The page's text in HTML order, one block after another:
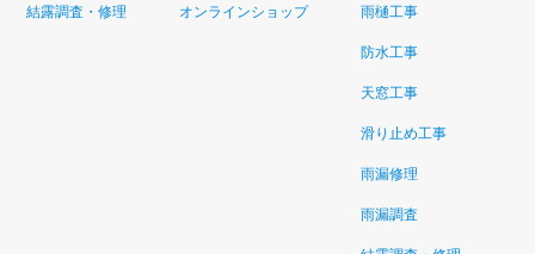
結露調査・修理 オンラインショップ 雨樋工事
防水工事
天窓工事
滑り止め工事
雨漏修理
雨漏調査